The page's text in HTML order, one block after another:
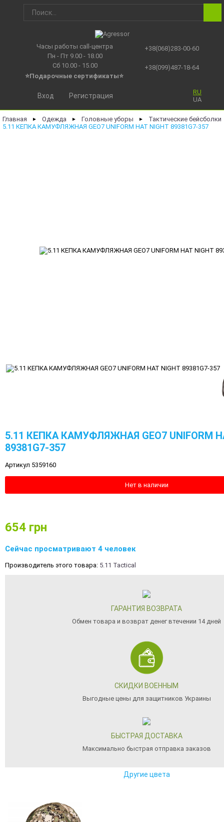
Часы работы call-центра
Пн - Пт 9.00 - 18.00
Сб 10.00 - 15.00
⭐Подарочные сертификаты⭐
+38(068)283-00-60
+38(099)487-18-64
RU
UA
Вход Регистрация
Главная ► Одежда ► Головные уборы ►
Тактические бейсболки
5.11 КЕПКА КАМУФЛЯЖНАЯ GEO7 UNIFORM HAT NIGHT 89381G7-357
5.11 КЕПКА КАМУФЛЯЖНАЯ GEO7 UNIFORM
89381G7-357
Артикул 5359160
Нет в наличии
654 грн
Сейчас просматривают 4 человек
Производитель этого товара: 5.11 Tactical
ГАРАНТИЯ ВОЗВРАТА
Обмен товара и возврат денег втечении 14 дней
СКИДКИ ВОЕННЫМ
Выгодные цены для защитников Украины
БЫСТРАЯ ДОСТАВКА
Максимально быстрая отправка заказов
Другие цвета